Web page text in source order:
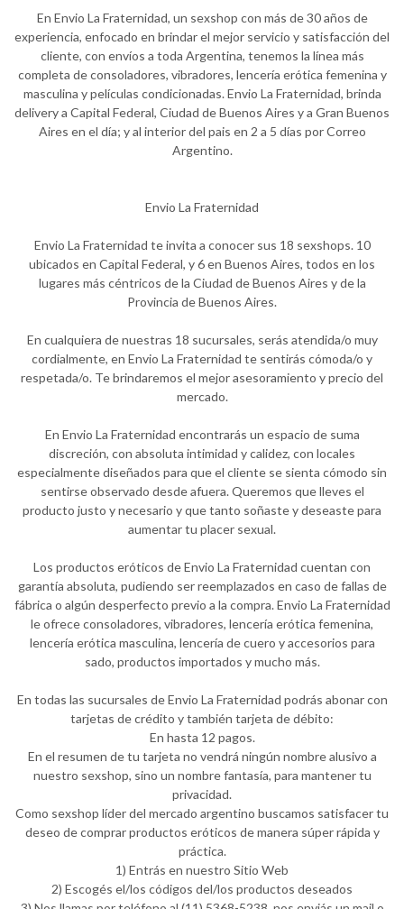
En Envio La Fraternidad, un sexshop con más de 30 años de
experiencia, enfocado en brindar el mejor servicio y satisfacción del
cliente, con envíos a toda Argentina, tenemos la línea más
completa de consoladores, vibradores, lencería erótica femenina y
masculina y películas condicionadas. Envio La Fraternidad, brinda
delivery a Capital Federal, Ciudad de Buenos Aires y a Gran Buenos
Aires en el día; y al interior del pais en 2 a 5 días por Correo
Argentino.
Envio La Fraternidad
Envio La Fraternidad te invita a conocer sus 18 sexshops. 10
ubicados en Capital Federal, y 6 en Buenos Aires, todos en los
lugares más céntricos de la Ciudad de Buenos Aires y de la
Provincia de Buenos Aires.
En cualquiera de nuestras 18 sucursales, serás atendida/o muy
cordialmente, en Envio La Fraternidad te sentirás cómoda/o y
respetada/o. Te brindaremos el mejor asesoramiento y precio del
mercado.
En Envio La Fraternidad encontrarás un espacio de suma
discreción, con absoluta intimidad y calidez, con locales
especialmente diseñados para que el cliente se sienta cómodo sin
sentirse observado desde afuera. Queremos que lleves el
producto justo y necesario y que tanto soñaste y deseaste para
aumentar tu placer sexual.
Los productos eróticos de Envio La Fraternidad cuentan con
garantía absoluta, pudiendo ser reemplazados en caso de fallas de
fábrica o algún desperfecto previo a la compra. Envio La Fraternidad
le ofrece consoladores, vibradores, lencería erótica femenina,
lencería erótica masculina, lencería de cuero y accesorios para
sado, productos importados y mucho más.
En todas las sucursales de Envio La Fraternidad podrás abonar con
tarjetas de crédito y también tarjeta de débito:
En hasta 12 pagos.
En el resumen de tu tarjeta no vendrá ningún nombre alusivo a
nuestro sexshop, sino un nombre fantasía, para mantener tu
privacidad.
Como sexshop líder del mercado argentino buscamos satisfacer tu
deseo de comprar productos eróticos de manera súper rápida y
práctica.
1) Entrás en nuestro Sitio Web
2) Escogés el/los códigos del/los productos deseados